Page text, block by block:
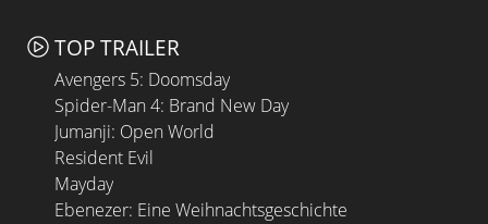
TOP TRAILER
Avengers 5: Doomsday
Spider-Man 4: Brand New Day
Jumanji: Open World
Resident Evil
Mayday
Ebenezer: Eine Weihnachtsgeschichte